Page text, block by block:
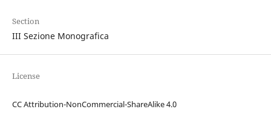
Section
III Sezione Monografica
License
CC Attribution-NonCommercial-ShareAlike 4.0